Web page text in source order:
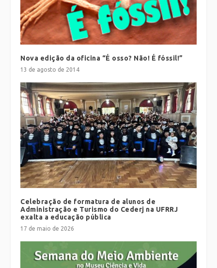
Nova edição da oficina “É osso? Não! É fóssil!”
13 de agosto de 2014
Celebração de formatura de alunos de
Administração e Turismo do Cederj na UFRRJ
exalta a educação pública
17 de maio de 2026